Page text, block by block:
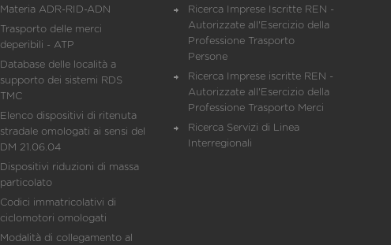
Materia ADR-RID-ADN
Trasporto delle merci
deperibili - ATP
Database delle località a
supporto dei sistemi RDS
TMC
Elenco dispositivi di ritenuta
stradale omologati ai sensi del
DM 21.06.04
Dispositivi riduzioni di massa
particolato
Codici immatricolativi di
ciclomotori omologati
Modalità di collegamento al
Ricerca Imprese Iscritte REN -
Autorizzate all'Esercizio della
Professione Trasporto
Persone
Ricerca Imprese iscritte REN -
Autorizzate all'Esercizio della
Professione Trasporto Merci
Ricerca Servizi di Linea
Interregionali